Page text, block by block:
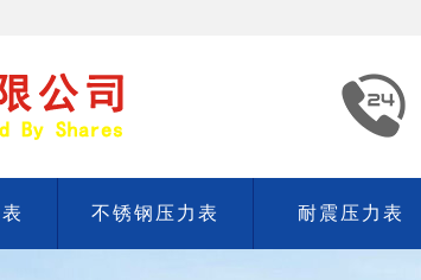
不锈钢压力表 耐震压力表